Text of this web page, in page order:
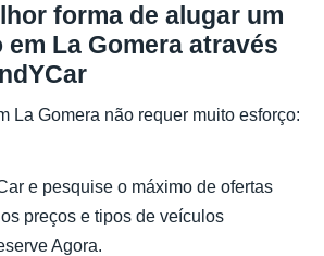
forma de alugar um
em La Gomera através
La Gomera não requer muito esforço:
e pesquise o máximo de ofertas
preços e tipos de veículos
Agora.